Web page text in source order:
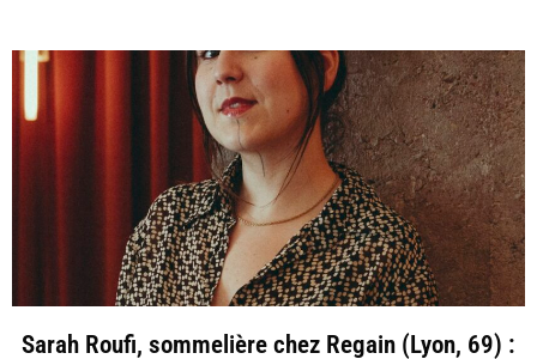
Sarah Roufi, sommelière chez Regain (Lyon, 69) :